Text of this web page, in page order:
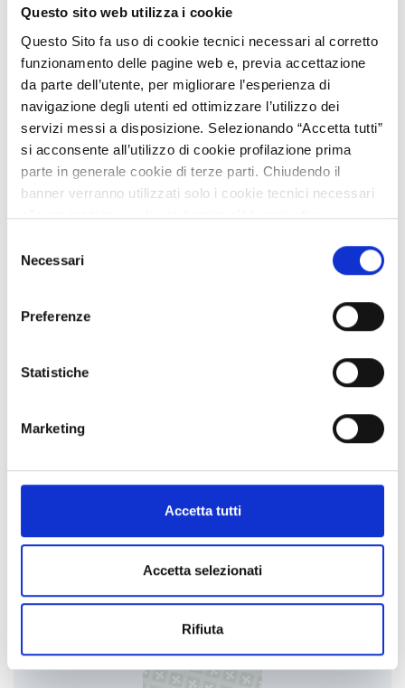
Questo sito web utilizza i cookie
Questo Sito fa uso di cookie tecnici necessari al corretto
funzionamento delle pagine web e, previa accettazione
da parte dell’utente, per migliorare l’esperienza di
navigazione degli utenti ed ottimizzare l’utilizzo dei
servizi messi a disposizione. Selezionando “Accetta tutti”
si acconsente all’utilizzo di cookie profilazione prima
parte in generale cookie di terze parti. Chiudendo il
banner verranno utilizzati solo i cookie tecnici necessari
alla navigazione e alcune funzionalità aggiuntive
Per conoscere i dettagli, consulta la nostra cookie policy.
https://www.openinnovation.regione.lombardia.it/it/co
https://www.openinnovation.regione.lombardia.it/it/pr
delNecessari
Preferenze
Statistiche
Marketing
Accetta tutti
Accetta selezionati
Rifiuta
VISIT THE COMMUNITY
Food Network: accesso al cibo e qualità della vita
GovDojo, videogiochi per l'educazione civica
VISIT THE COMMUNITY